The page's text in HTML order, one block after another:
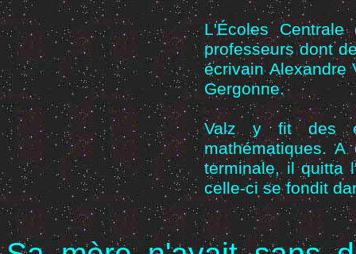
L'Écoles
professeurs dont
écrivain Alexandre
Gergonne.
Valz y fit des
mathématiques.
terminale, il quitta
celle-ci se fondit